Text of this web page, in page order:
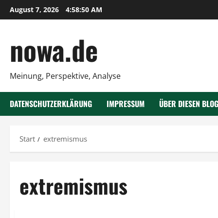
Zum
Inhalt
August 7, 2026 4:58:51 AM
nowa.de
Meinung, Perspektive, Analyse
DATENSCHUTZERKLÄRUNG IMPRESSUM ÜBER DIESEN BLOG
Start extremismus
extremismus